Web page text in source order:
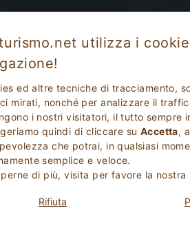
utilizza i
ed altre tecniche di tracciamento,
mirati, nonché per analizzare il
i nostri visitatori, il tutto sempre
quindi di cliccare su Accetta,
che potrai, in qualsiasi
semplice e veloce.
di più, visita per favore la nostra
Rifiuta
Liguria Marche
non ci sono strutture che
nel nostro sito per visionare le